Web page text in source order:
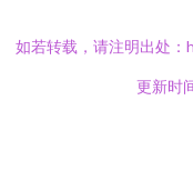
如若转载，请注明出处
更新时